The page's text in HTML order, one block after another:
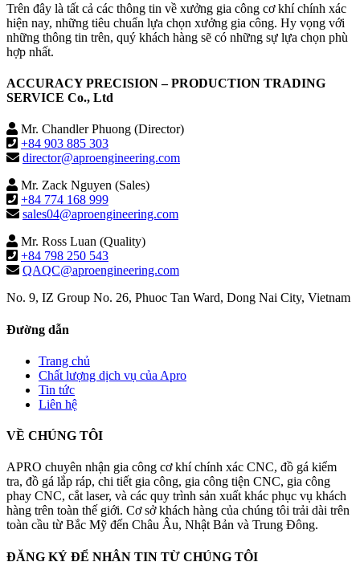
Trên đây là tất cả các thông tin về xưởng gia công cơ khí chính xác
hiện nay, những tiêu chuẩn lựa chọn xưởng gia công. Hy vọng với
những thông tin trên, quý khách hàng sẽ có những sự lựa chọn phù
hợp nhất.
ACCURACY PRECISION – PRODUCTION TRADING
SERVICE Co., Ltd
Mr. Chandler Phuong (Director)
+84 903 885 303
director@aproengineering.com
Mr. Zack Nguyen (Sales)
+84 774 168 999
sales04@aproengineering.com
Mr. Ross Luan (Quality)
+84 798 250 543
QAQC@aproengineering.com
No. 9, IZ Group No. 26, Phuoc Tan Ward, Dong Nai City, Vietnam
Đường dẫn
Trang chủ
Chất lượng dịch vụ của Apro
Tin tức
Liên hệ
VỀ CHÚNG TÔI
APRO chuyên nhận gia công cơ khí chính xác CNC, đồ gá kiểm
tra, đồ gá lắp ráp, chi tiết gia công, gia công tiện CNC, gia công
phay CNC, cắt laser, và các quy trình sản xuất khác phục vụ khách
hàng trên toàn thế giới. Cơ sở khách hàng của chúng tôi trải dài trên
toàn cầu từ Bắc Mỹ đến Châu Âu, Nhật Bản và Trung Đông.
ĐĂNG KÝ ĐỂ NHẬN TIN TỪ CHÚNG TÔI